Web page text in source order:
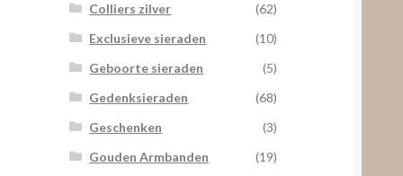
Colliers zilver
(62)
Exclusieve sieraden
(10)
Geboorte sieraden
(5)
Gedenksieraden
(68)
Geschenken
(3)
Gouden Armbanden
(19)